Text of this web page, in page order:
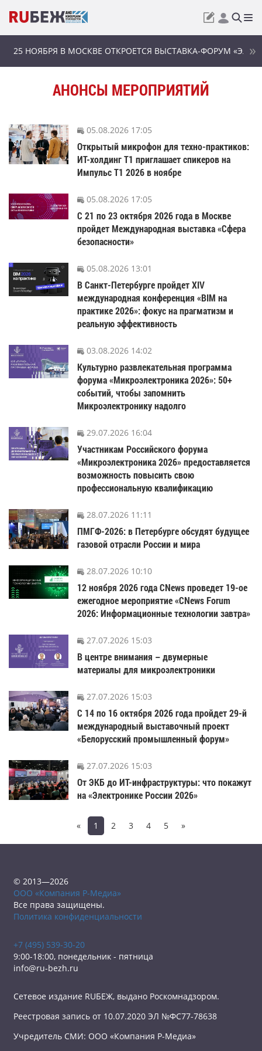
25 НОЯБРЯ В МОСКВЕ ОТКРОЕТСЯ ВЫСТАВКА-ФОРУМ
АНОНСЫ МЕРОПРИЯТИЙ
05.08.2026 17:05
Открытый микрофон для техно-практиков:
ИТ-холдинг Т1 приглашает спикеров на
Импульс Т1 2026 в ноябре
05.08.2026 17:05
С 21 по 23 октября 2026 года в Москве
пройдет Международная выставка «Сфера
безопасности»
05.08.2026 13:01
В Санкт-Петербурге пройдет XIV
международная конференция «BIM на
практике 2026»: фокус на прагматизм и
реальную эффективность
03.08.2026 14:02
Культурно развлекательная программа
форума «Микроэлектроника 2026»: 50+
событий, чтобы запомнить
Микроэлектронику надолго
29.07.2026 16:04
Участникам Российского форума
«Микроэлектроника 2026» предоставляется
возможность повысить свою
профессиональную квалификацию
28.07.2026 11:11
ПМГФ-2026: в Петербурге обсудят будущее
газовой отрасли России и мира
28.07.2026 10:10
12 ноября 2026 года CNews проведет 19-ое
ежегодное мероприятие «CNews Forum
2026: Информационные технологии завтра»
27.07.2026 15:03
В центре внимания – двумерные
материалы для микроэлектроники
27.07.2026 15:03
С 14 по 16 октября 2026 года пройдет 29-й
международный выставочный проект
«Белорусский промышленный форум»
27.07.2026 15:03
От ЭКБ до ИТ-инфраструктуры: что покажут
на «Электронике России 2026»
« 1 2 3 4 5 »
© 2013—2026
ООО «Компания Р-Медиа»
Все права защищены.
Политика конфиденциальности
+7 (495) 539-30-20
9:00-18:00, понедельник - пятница
info@ru-bezh.ru
Сетевое издание RUБЕЖ, выдано Роскомнадзором.
Реестровая запись от 10.07.2020 ЭЛ №ФС77-78638
Учредитель СМИ: ООО «Компания Р-Медиа»